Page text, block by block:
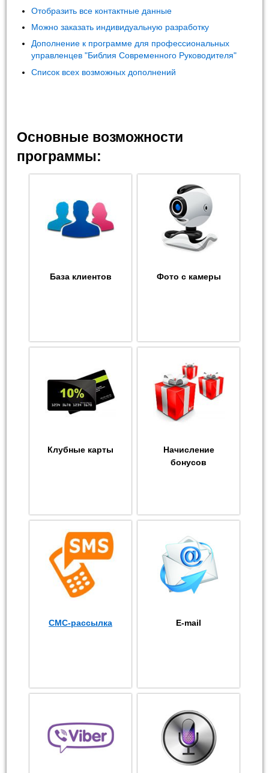
Отобразить все контактные данные
Можно заказать индивидуальную разработку
Дополнение к программе для профессиональных
управленцев "Библия Современного Руководителя"
Список всех возможных дополнений
Основные возможности
программы:
База клиентов Фото с камеры
Клубные карты
Начисление
бонусов
СМС-рассылка E-mail